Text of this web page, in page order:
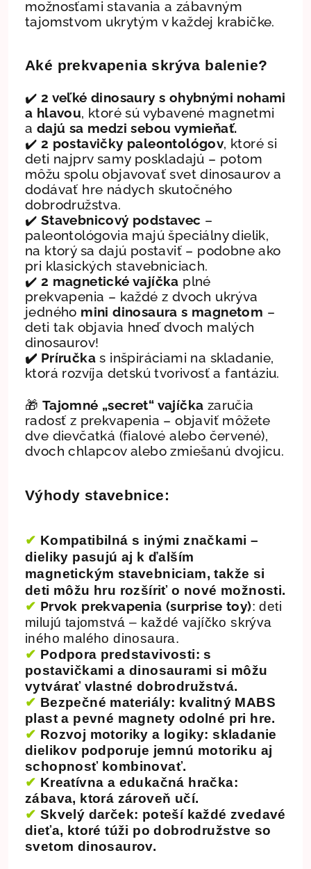
možnosťami stavania a zábavným
tajomstvom ukrytým v každej krabičke.
Aké prekvapenia skrýva balenie?
✔️ 2 veľké dinosaury s ohybnými nohami
a hlavou, ktoré sú vybavené magnetmi
a dajú sa medzi sebou vymieňať.
✔️ 2 postavičky paleontológov, ktoré si
deti najprv samy poskladajú – potom
môžu spolu objavovať svet dinosaurov a
dodávať hre nádych skutočného
dobrodružstva.
✔️ Stavebnicový podstavec –
paleontológovia majú špeciálny dielik,
na ktorý sa dajú postaviť – podobne ako
pri klasických stavebniciach.
✔️ 2 magnetické vajíčka plné
prekvapenia – každé z dvoch ukrýva
jedného mini dinosaura s magnetom –
deti tak objavia hneď dvoch malých
dinosaurov!
✔️ Príručka s inšpiráciami na skladanie,
ktorá rozvíja detskú tvorivosť a fantáziu.
🎁 Tajomné „secret“ vajíčka zaručia
radosť z prekvapenia – objaviť môžete
dve dievčatká (fialové alebo červené),
dvoch chlapcov alebo zmiešanú dvojicu.
Výhody stavebnice:
✔ Kompatibilná s inými značkami –
dieliky pasujú aj k ďalším
magnetickým stavebniciam, takže si
deti môžu hru rozšíriť o nové možnosti.
✔ Prvok prekvapenia (surprise toy): deti
milujú tajomstvá – každé vajíčko skrýva
iného malého dinosaura.
✔ Podpora predstavivosti: s
postavičkami a dinosaurami si môžu
vytvárať vlastné dobrodružstvá.
✔ Bezpečné materiály: kvalitný MABS
plast a pevné magnety odolné pri hre.
✔ Rozvoj motoriky a logiky: skladanie
dielikov podporuje jemnú motoriku aj
schopnosť kombinovať.
✔ Kreatívna a edukačná hračka:
zábava, ktorá zároveň učí.
✔ Skvelý darček: poteší každé zvedavé
dieťa, ktoré túži po dobrodružstve so
svetom dinosaurov.